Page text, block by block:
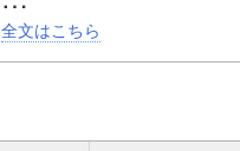
本講座ではIoT で
から、データ活用
全文はこちら